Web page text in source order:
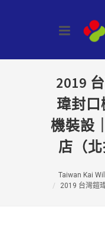
2019
瑋封口
機裝設
店（北
Taiwan Kai
2019 台灣鎧